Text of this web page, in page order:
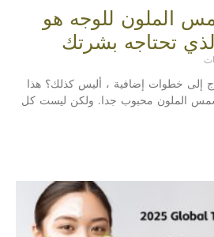
الملون للوجه هو
إلى خطوات إضافية ، أليس كذلك؟ هذا
الملون محبوب جدا. ولكن ليست كل